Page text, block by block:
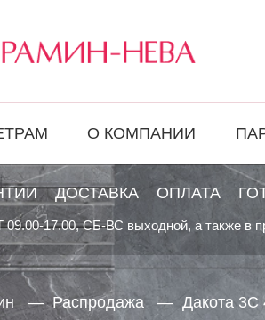
О КОМПАНИИ
ДОСТАВКА ОПЛАТА
17.00, СБ-ВС выходной, а также в
Распродажа Дакота 3С